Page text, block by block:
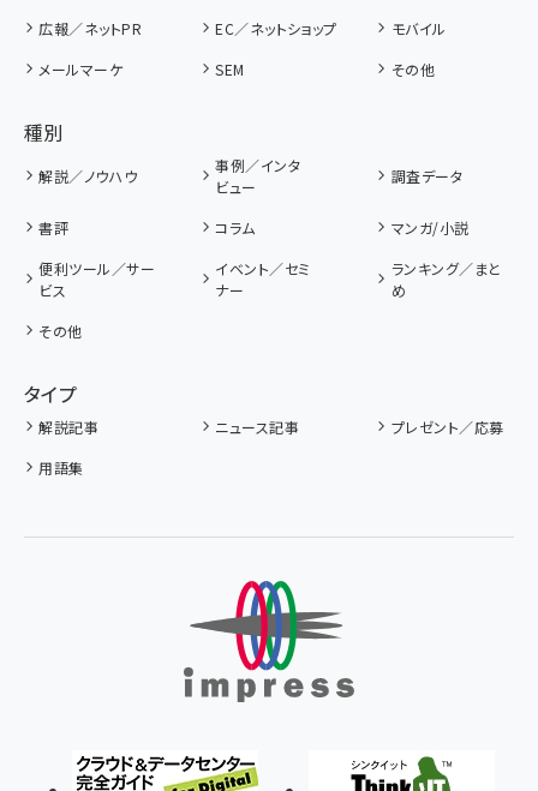
広報／ネットPR
EC／ネットショップ
モバイル
メールマーケ
SEM その他
種別
解説／ノウハウ
事例／インタ
ビュー
調査データ
書評 コラム
マンガ/小説
便利ツール／サー
ビス
イベント／セミ
ナー
ランキング／まと
め
その他
タイプ
解説記事 ニュース記事
プレゼント／応募
用語集